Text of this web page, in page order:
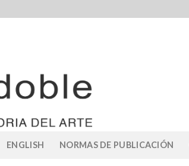
ENGLISH NORMAS DE PUBLICACIÓN